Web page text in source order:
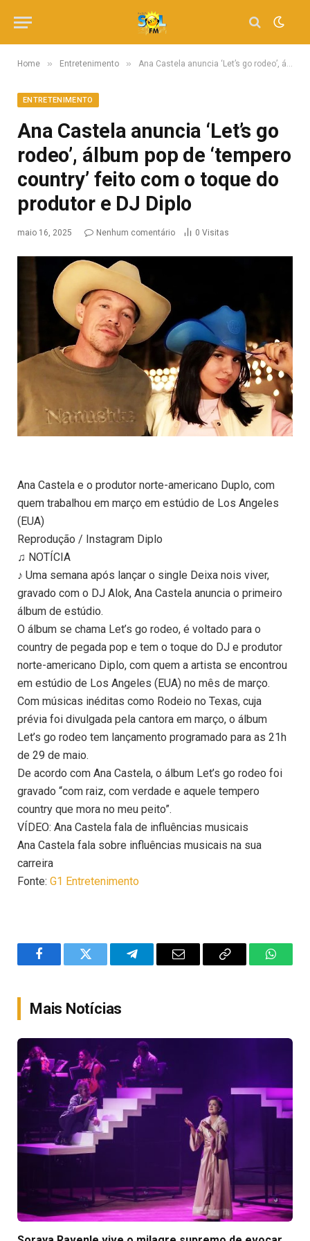
Home » Entretenimento » Ana Castela anuncia ‘Let’s go rodeo’, álbum pop de ‘tempero country’ feito com o toque do produtor e DJ Diplo
ENTRETENIMENTO
Ana Castela anuncia ‘Let’s go
rodeo’, álbum pop de ‘tempero
country’ feito com o toque do
produtor e DJ Diplo
maio 16, 2025 Nenhum comentário 0 Visitas
Ana Castela e o produtor norte-americano Duplo, com
quem trabalhou em março em estúdio de Los Angeles
(EUA)
Reprodução / Instagram Diplo
♫ NOTÍCIA
♪ Uma semana após lançar o single Deixa nois viver,
gravado com o DJ Alok, Ana Castela anuncia o primeiro
álbum de estúdio.
O álbum se chama Let’s go rodeo, é voltado para o
country de pegada pop e tem o toque do DJ e produtor
norte-americano Diplo, com quem a artista se encontrou
em estúdio de Los Angeles (EUA) no mês de março.
Com músicas inéditas como Rodeio no Texas, cuja
prévia foi divulgada pela cantora em março, o álbum
Let’s go rodeo tem lançamento programado para as 21h
de 29 de maio.
De acordo com Ana Castela, o álbum Let’s go rodeo foi
gravado “com raiz, com verdade e aquele tempero
country que mora no meu peito”.
VÍDEO: Ana Castela fala de influências musicais
Ana Castela fala sobre influências musicais na sua
carreira
Fonte: G1 Entretenimento
FacebookTwitter TelegramEmail
Copy
Mais Notícias